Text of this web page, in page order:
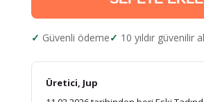
Güvenli ödeme 10 yıldır güvenilir
Üretici, Jup